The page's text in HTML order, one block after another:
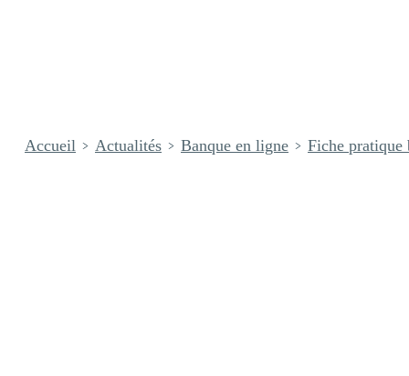
Accueil Actualités Banque en ligne Fiche pratique